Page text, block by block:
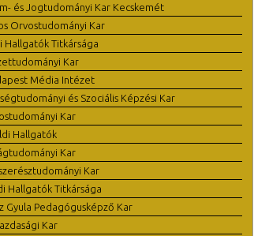
és Jogtudományi Kar Kecskemét
Orvostudományi Kar
Hallgatók Titkársága
Kar
Média Intézet
és Szociális Képzési Kar
Kar
Hallgatók
Kar
Kar
Hallgatók Titkársága
Gyula Pedagógusképző Kar
Kar